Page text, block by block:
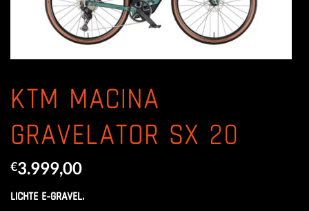
KTM MACINA
GRAVELATOR SX 20
€3.999,00
LICHTE E-GRAVEL.